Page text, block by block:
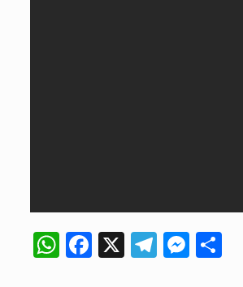
WhatsApp
Facebook
X